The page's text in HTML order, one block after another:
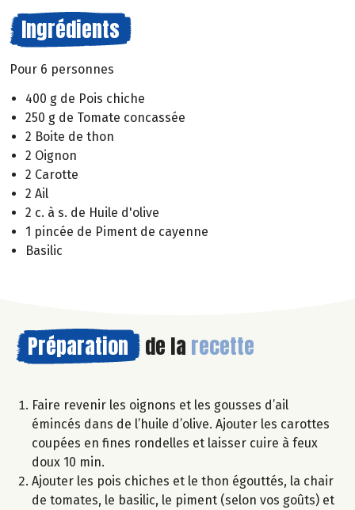
Ingrédients
Pour 6 personnes
400 g de Pois chiche
250 g de Tomate concassée
2 Boite de thon
2 Oignon
2 Carotte
2 Ail
2 c. à s. de Huile d'olive
1 pincée de Piment de cayenne
Basilic
Préparation de la recette
Faire revenir les oignons et les gousses d’ail
émincés dans de l’huile d’olive. Ajouter les carottes
coupées en fines rondelles et laisser cuire à feux
doux 10 min.
Ajouter les pois chiches et le thon égouttés, la chair
de tomates, le basilic, le piment (selon vos goûts) et